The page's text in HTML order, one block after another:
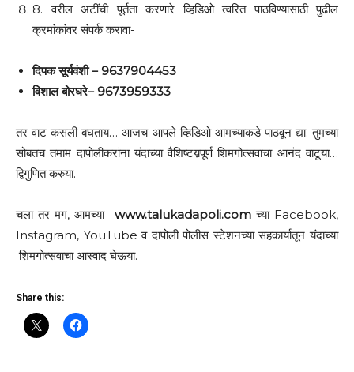
8. वरील अटींची पूर्तता करणारे व्हिडिओ त्वरित पाठविण्यासाठी पुढील
क्रमांकांवर संपर्क करावा-
दिपक सूर्यवंशी– 9637904453
विशाल बोरघरे– 9673959333
तर वाट कसली बघताय… आजच आपले व्हिडिओ आमच्याकडे पाठवून द्या. तुमच्या
सोबतच तमाम दापोलीकरांना यंदाच्या वैशिष्टय़पूर्ण शिमगोत्सवाचा आनंद वाटूया…
द्विगुणित करुया.
चला तर मग, आमच्या www.talukadapoli.comच्या Facebook,
Instagram, YouTube व दापोली पोलीस स्टेशनच्या सहकार्यातून यंदाच्या
शिमगोत्सवाचा आस्वाद घेऊया.
Share this: